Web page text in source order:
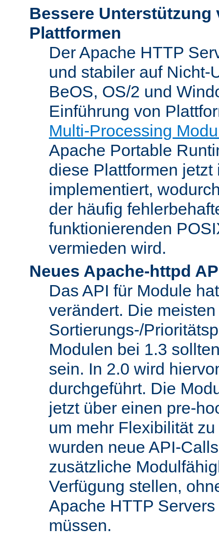
Bessere Unterstützung
Plattformen
Der Apache HTTP
und stabiler auf Nicht-
BeOS, OS/2 und
Einführung von
Multi-Processing
Apache Portable
diese Plattformen
implementiert,
der häufig
funktionierenden
vermieden wird.
Neues Apache-httpd
Das API für Module
verändert. Die
Sortierungs-/
Modulen bei 1.3
sein. In 2.0 wird
durchgeführt. Die
jetzt über einen pre-
um mehr Flexibilität
wurden neue API-
zusätzliche
Verfügung stellen,
Apache HTTP
müssen.